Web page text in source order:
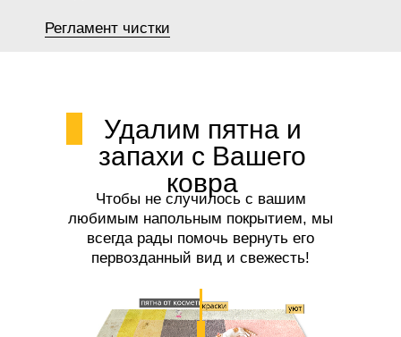
Регламент чистки
Удалим пятна и
запахи с Вашего
ковра
Чтобы не случилось с вашим
любимым напольным покрытием, мы
всегда рады помочь вернуть его
первозданный вид и свежесть!